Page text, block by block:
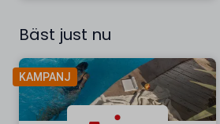
Bäst just nu
KAMPANJ